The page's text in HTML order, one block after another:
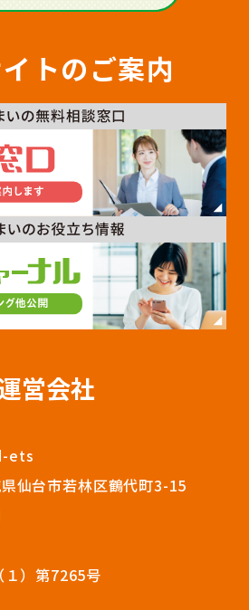
トのご案内
営会社
ets
仙台市若林区鶴代町3-15
１）第7265号